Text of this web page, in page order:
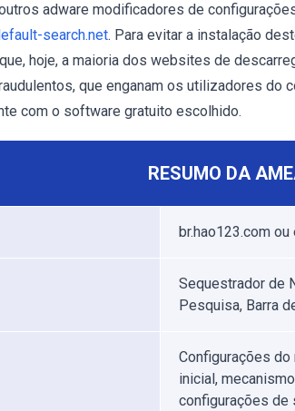
adware modificadores de
search.net. Para evitar a instalação
hoje, a maioria dos websites de
que enganam os utilizadores do
com o software gratuito escolhido.
RESUMO DA
br.hao123.com
Sequestrador de
Pesquisa, Barra
Configurações do
inicial,
configurações de